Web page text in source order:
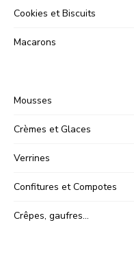
Cookies et Biscuits
Macarons
Mousses
Crèmes et Glaces
Verrines
Confitures et Compotes
Crêpes, gaufres…